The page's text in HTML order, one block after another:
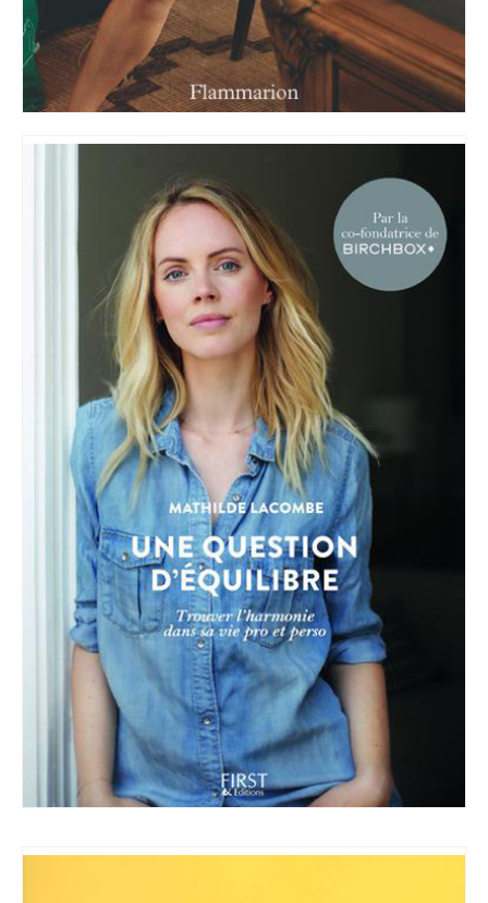
This popup will close in:59
MODE, BEAUTÉ, DÉCO,
LIFESTYLE
Inspirations, style et sélections
shopping
directement dans votre boite
aux lettres !
FERMER